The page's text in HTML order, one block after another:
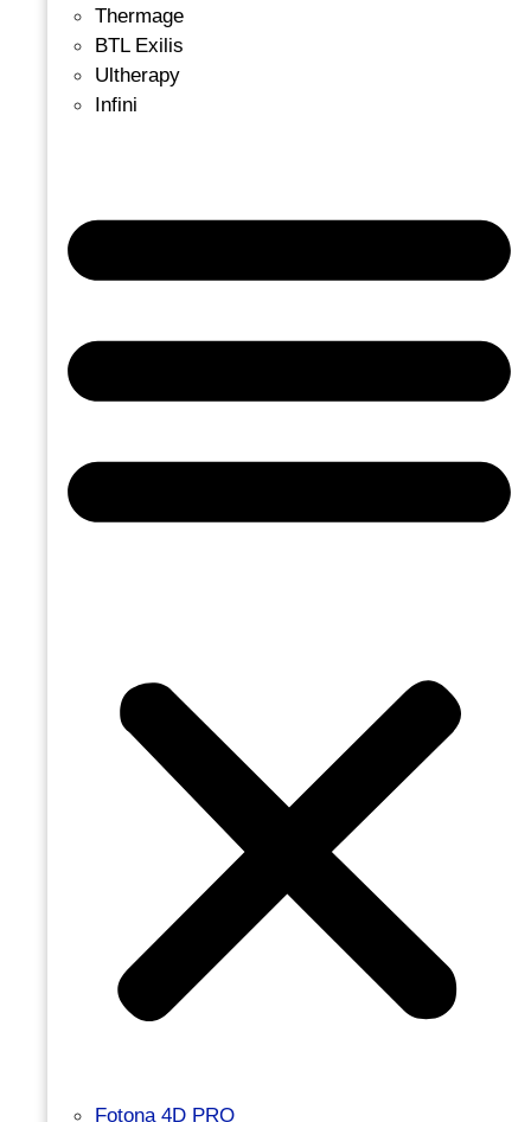
Thermage
BTL Exilis
Ultherapy
Infini
Fotona 4D PRO